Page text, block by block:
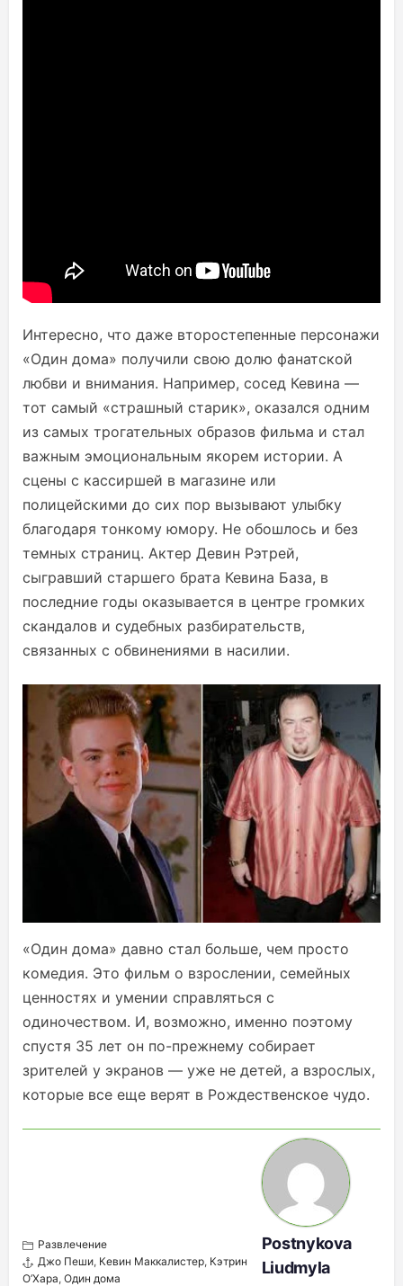
Интересно, что даже второстепенные персонажи
«Один дома» получили свою долю фанатской
любви и внимания. Например, сосед Кевина —
тот самый «страшный старик», оказался одним
из самых трогательных образов фильма и стал
важным эмоциональным якорем истории. А
сцены с кассиршей в магазине или
полицейскими до сих пор вызывают улыбку
благодаря тонкому юмору. Не обошлось и без
темных страниц. Актер Девин Рэтрей,
сыгравший старшего брата Кевина База, в
последние годы оказывается в центре громких
скандалов и судебных разбирательств,
связанных с обвинениями в насилии.
«Один дома» давно стал больше, чем просто
комедия. Это фильм о взрослении, семейных
ценностях и умении справляться с
одиночеством. И, возможно, именно поэтому
спустя 35 лет он по-прежнему собирает
зрителей у экранов — уже не детей, а взрослых,
которые все еще верят в Рождественское чудо.
Развлечение
Джо Пеши, Кевин Маккалистер, Кэтрин
О’Хара, Один дома
Postnykova
Liudmyla